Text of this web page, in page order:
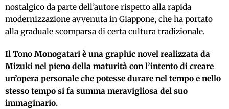
nostalgico da parte dell’autore rispetto alla rapida
modernizzazione avvenuta in Giappone, che ha portato
alla graduale scomparsa di certa cultura tradizionale.
Il Tono Monogatari è una graphic novel realizzata da
Mizuki nel pieno della maturità con l’intento di creare
un’opera personale che potesse durare nel tempo e nello
stesso tempo si fa summa meravigliosa del suo
immaginario.